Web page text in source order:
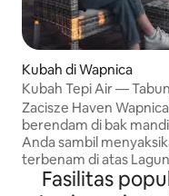
Kubah di Wapnica
Kubah Tepi Air —
pribadi, sauna,
Zacisze Haven Wapnica Bayangkan
berendam di bak
Anda sambil
terbenam di atas Laguna.
glamping romantis
Fasilitas